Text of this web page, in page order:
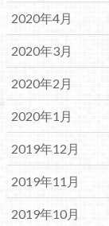
2020年4月
2020年3月
2020年2月
2020年1月
2019年12月
2019年11月
2019年10月